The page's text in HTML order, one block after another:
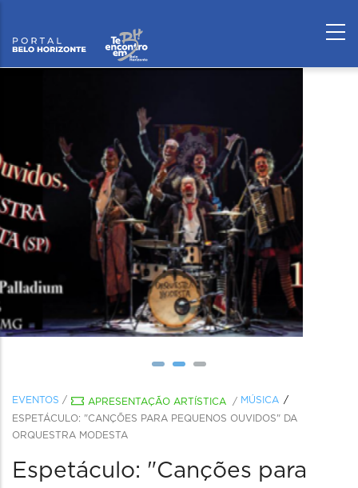
EVENTOS / APRESENTAÇÃO ARTÍSTICA / MÚSICA
ESPETÁCULO: "CANÇÕES PARA PEQUENOS OUVIDOS" DA
ORQUESTRA MODESTA
Espetáculo: "Canções para